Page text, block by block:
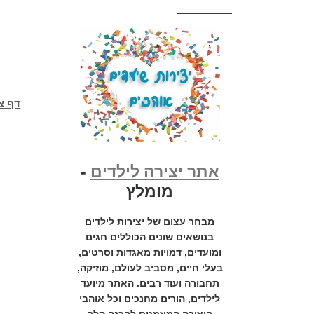
דף
אתר יצירה לילדים -
מומלץ
מבחר עצום של יצירות לילדים
בנושאים שונים הכוללים חגים
ומועדים, דמויות מאגדות וסרטים,
בעלי חיים, מסביב לעולם, מוזיקה,
תחבורה ועוד רבים. האתר מיועד
לילדים, הורים מחנכים וכל אוהבי